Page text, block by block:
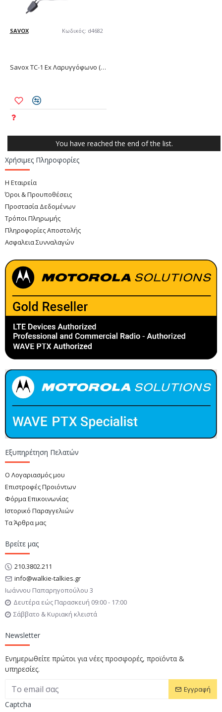
SAVOX Κωδικός: d4682
Savox TC-1 Ex Λαρυγγόφωνο (ATEX)
You have reached the end of the list.
Χρήσιμες Πληροφορίες
Η Εταιρεία
Όροι & Προυποθέσεις
Προστασία Δεδομένων
Τρόποι Πληρωμής
Πληροφορίες Αποστολής
Ασφαλεια Συνναλαγών
Εξυπηρέτηση Πελατών
Ο Λογαριασμός μου
Επιστροφές Προιόντων
Φόρμα Επικοινωνίας
Ιστορικό Παραγγελιών
Τα Άρθρα μας
Βρείτε μας
210.3802.211
info@walkie-talkies.gr
Ιωάννου Παπαρηγοπούλου 3
Δευτέρα εώς Παρασκευή 09:00 - 17:00
Σάββατο & Κυριακή κλειστά
Newsletter
Ενημερωθείτε πρώτοι για νέες προσφορές, προϊόντα &
υπηρεσίες.
Εγγραφή
Captcha